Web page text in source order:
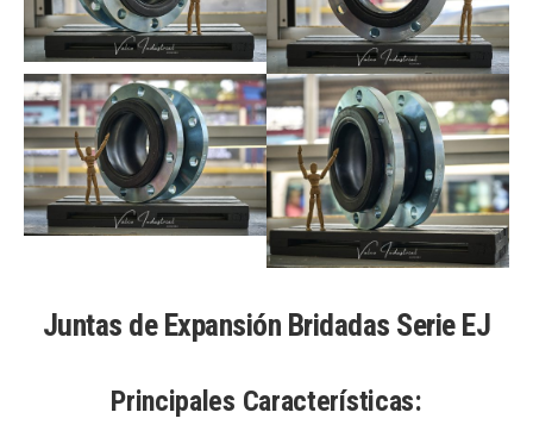
Juntas de Expansión Bridadas Serie EJ
Principales Características: